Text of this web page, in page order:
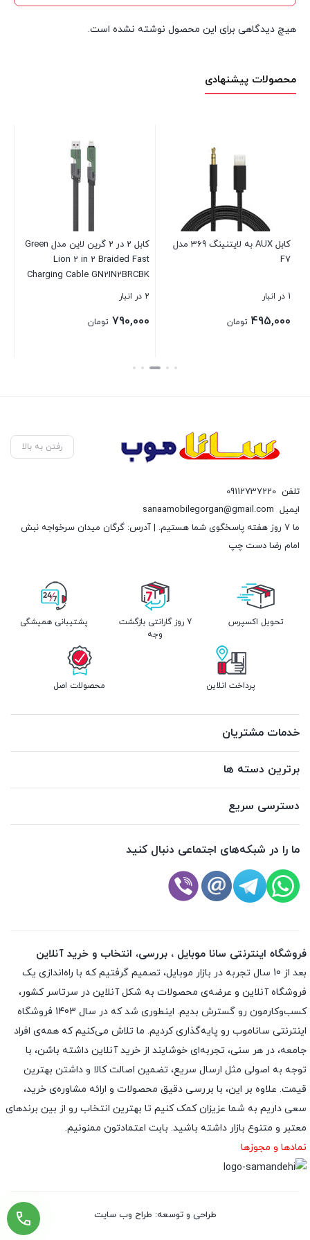
هیچ دیدگاهی برای این محصول نوشته نشده است.
محصولات پیشنهادی
کابل AUX به لایتنینگ 369 مدل
تومان
کابل 2 در 2 گرین لاین مدل Green
Lion 2 in 2 Braided Fast
Charging Cable GN2IN2BRCBK
790,000 تومان
بستن
رفتن به بالا
تلفن 09112737220
ایمیل sanaamobilegorgan@gmail.com
ما 7 روز هفته پاسخگوی شما هستیم. | آدرس: گرگان میدان سرخواجه نبش
امام رضا دست چپ
تحویل اکسپرس
7 روز گارانتی بازگشت
وجه
پشتیبانی همیشگی
پرداخت انلاین محصولات اصل
خدمات مشتریان
برترین دسته ها
دسترسی سریع
ما را در شبکه‌های اجتماعی دنبال کنید
فروشگاه اینترنتی سانا موبایل ، بررسی، انتخاب و خرید آنلاین
بعد از 10 سال تجربه در بازار موبایل، تصمیم گرفتیم که با راه‌اندازی یک
فروشگاه آنلاین و عرضه‌ی محصولات به شکل آنلاین در سرتاسر کشور،
کسب‌وکارمون رو گسترش بدیم. اینطوری شد که در سال 1403 فروشگاه
اینترنتی ساناموب رو پایه‌گذاری کردیم. ما تلاش می‌کنیم که همه‌ی افراد
جامعه، در هر سنی، تجربه‌ای خوشایند از خرید آنلاین داشته باشن، با
توجه به اصولی مثل ارسال سریع، تضمین اصالت کالا و داشتن بهترین
قیمت. علاوه بر این، با بررسی دقیق محصولات و ارائه مشاوره‌ی خرید،
سعی داریم به شما عزیزان کمک کنیم تا بهترین انتخاب رو از بین برندهای
معتبر و متنوع بازار داشته باشید. بابت اعتمادتون ممنونیم.
نمادها و مجوزها
طراحی و توسعه: طراح وب سایت